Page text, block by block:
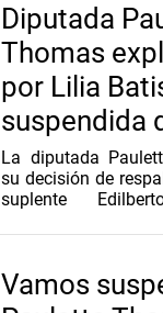
Diputada
Thomas
por Lilia
suspendida
La diputada
su decisión de
suplente
presidir la
Nacional, luego
Vamos anunciara su
Vamos